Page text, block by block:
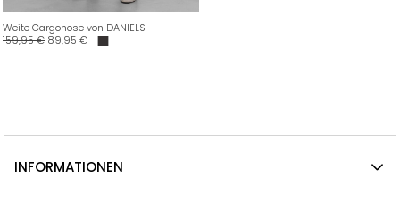
Weite Cargohose von DANIELS
159,95€ 89,95 €
INFORMATIONEN